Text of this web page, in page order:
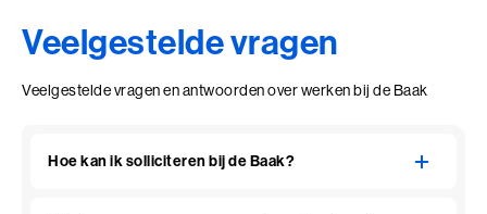
Veelgestelde vragen
Veelgestelde vragen en antwoorden over werken bij de Baak
Hoe kan ik solliciteren bij de Baak?